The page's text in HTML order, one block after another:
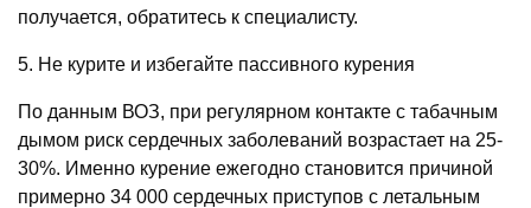
получается, обратитесь к специалисту.
5. Не курите и избегайте пассивного курения
По данным ВОЗ, при регулярном контакте с табачным
дымом риск сердечных заболеваний возрастает на 25-
30%. Именно курение ежегодно становится причиной
примерно 34 000 сердечных приступов с летальным